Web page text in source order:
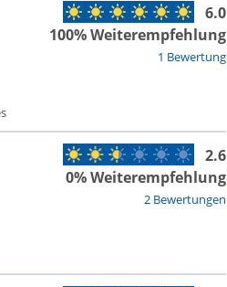
1 Bewertung
6.0
100% Weiterempfehlung
2 Bewertungen
2.6
0% Weiterempfehlung